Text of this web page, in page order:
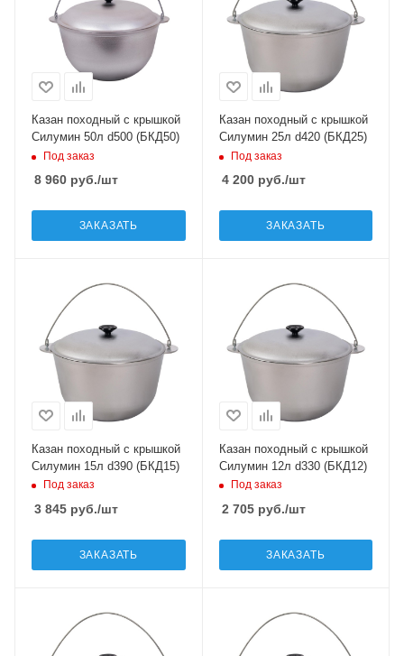
Казан походный с крышкой
Силумин 50л d500 (БКД50)
Под заказ
8 960 руб./шт
ЗАКАЗАТЬ
Казан походный с крышкой
Силумин 25л d420 (БКД25)
Под заказ
4 200руб./шт
ЗАКАЗАТЬ
Казан походный с крышкой
Силумин 15л d390 (БКД15)
Под заказ
3 845 руб./шт
ЗАКАЗАТЬ
Казан походный с крышкой
Силумин 12л d330 (БКД12)
Под заказ
2 705руб./шт
ЗАКАЗАТЬ